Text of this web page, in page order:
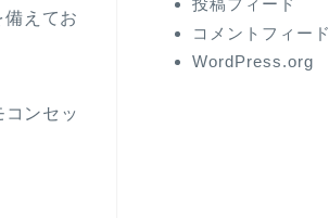
えてお
ンセッ
投稿フィード
コメントフィード
WordPress.org